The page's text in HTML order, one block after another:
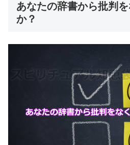
あなたの辞書から批判
か？